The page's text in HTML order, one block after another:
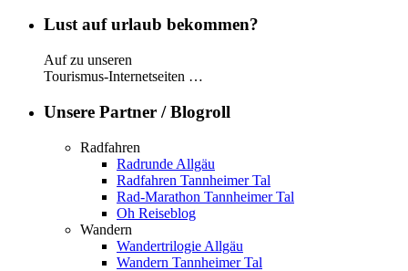
Lust auf urlaub bekommen?
Auf zu unseren
Tourismus-Internetseiten …
Unsere Partner / Blogroll
Radfahren
Radrunde Allgäu
Radfahren Tannheimer Tal
Rad-Marathon Tannheimer Tal
Oh Reiseblog
Wandern
Wandertrilogie Allgäu
Wandern Tannheimer Tal